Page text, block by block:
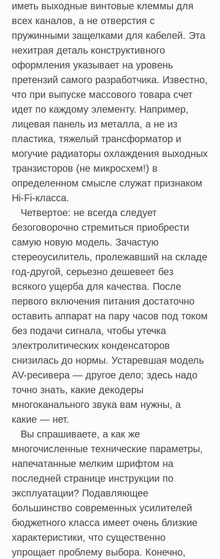
иметь выходные винтовые клеммы для
всех каналов, а не отверстия с
пружинными защелками для кабелей. Эта
нехитрая деталь конструктивного
оформления указывает на уровень
претензий самого разработчика. Известно,
что при выпуске массового товара счет
идет по каждому элементу. Например,
лицевая панель из металла, а не из
пластика, тяжелый трансформатор и
могучие радиаторы охлаждения выходных
транзисторов (не микросхем!) в
определенном смысле служат признаком
Hi-Fi-класса.
Четвертое: не всегда следует
безоговорочно стремиться приобрести
самую новую модель. Зачастую
стереоусилитель, пролежавший на складе
год-другой, серьезно дешевеет без
всякого ущерба для качества. После
первого включения питания достаточно
оставить аппарат на пару часов под током
без подачи сигнала, чтобы утечка
электролитических конденсаторов
снизилась до нормы. Устаревшая модель
AV-ресивера — другое дело; здесь надо
точно знать, какие декодеры
многоканального звука вам нужны, а
какие — нет.
Вы спрашиваете, а как же
многочисленные технические параметры,
напечатанные мелким шрифтом на
последней странице инструкции по
эксплуатации? Подавляющее
большинство современных усилителей
бюджетного класса имеет очень близкие
характеристики, что существенно
упрощает проблему выбора. Конечно,